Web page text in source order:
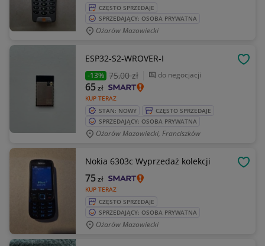
CZĘSTO SPRZEDAJE
SPRZEDAJĄCY: OSOBA PRYWATNA
Ożarów Mazowiecki
ESP32-S2-WROVER-I
-13% 75,00 zł do negocjacji
KUP TERAZ
65zł
STAN: NOWY
CZĘSTO SPRZEDAJE
SPRZEDAJĄCY: OSOBA PRYWATNA
Ożarów Mazowiecki, Franciszków
Nokia 6303c Wyprzedaż kolekcji
KUP TERAZ
75zł
CZĘSTO SPRZEDAJE
SPRZEDAJĄCY: OSOBA PRYWATNA
Ożarów Mazowiecki